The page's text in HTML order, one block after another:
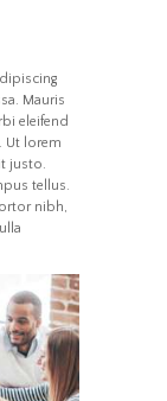
Mauris
eleifend
Ut lorem
justo.
tellus.
nibh,